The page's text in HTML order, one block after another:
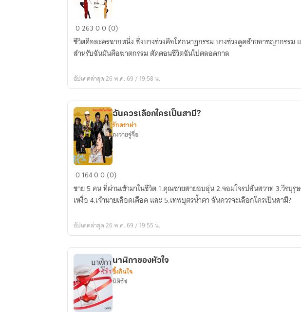
พิรุณ
ร่วง
โปรยปราย
พญา
หงส์
เริง
ระบำ
026300 (0)
ชีวิตคือละครฉากหนึ่ง ซึ่งบางช่วงคือโศกนาฏกรรม บางช่วงดูคล้ายอาชญากรรม
สำหรับฉันมันคือฆาตกรรม ตัดตอนชีวิตฉันไปตลอดกาล
อัปเดตล่าสุด 26 พ.ค. 69 / 19:58 น.
ฉัน
เลือก
ใคร
สามี?
ฉันควรเลือกใครเป็นสามี?
รักดราม่า
ถงว่ายจู๋จื่อ
016400 (0)
ชาย 5 คน ที่ผ่านเข้ามาในชีวิต 1.คุณชายสายอบอุ่น 2.จอมโจรปล้นสวาท 3.วีรบุรุษอาบ
เหงื่อ 4.เจ้านายเลือดเดือด และ 5.เทพบุตรน้ำตา ฉันควรจะเลือกใครเป็นสามี?
อัปเดตล่าสุด 26 พ.ค. 69 / 19:55 น.
นาฬิกาของหัวใจ
ซึ้งกินใจ
นิติชัช